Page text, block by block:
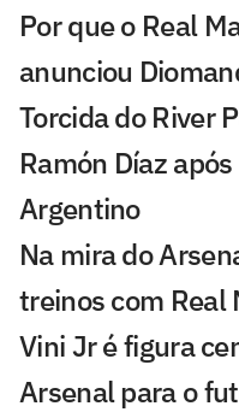
Por que o Real
anunciou
Torcida do River
Ramón Díaz
Argentino
Na mira do
treinos com Real
Vini Jr é figura
Arsenal para o